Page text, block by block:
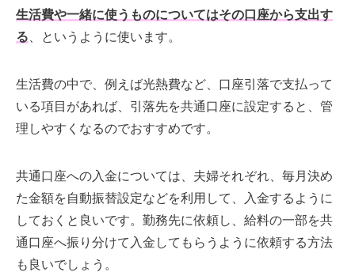
生活費や一緒に使うものについてはその口座から支出す
る 、というように使います。
生活費の中で、例えば光熱費など、口座引落で支払って
いる項目があれば、引落先を共通口座に設定すると、管
理しやすくなるのでおすすめです。
共通口座への入金については、夫婦それぞれ、毎月決め
た金額を自動振替設定などを利用して、入金するように
しておくと良いです。勤務先に依頼し、給料の一部を共
通口座へ振り分けて入金してもらうように依頼する方法
も良いでしょう。